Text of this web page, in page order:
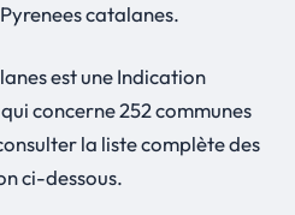
catalanes.
est une Indication
concerne 252 communes
la liste complète des
ci-dessous.